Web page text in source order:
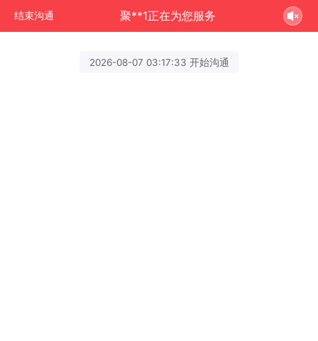
结束沟通 聚**1正在为您服务
2026-08-07 03:17:33 开始沟通